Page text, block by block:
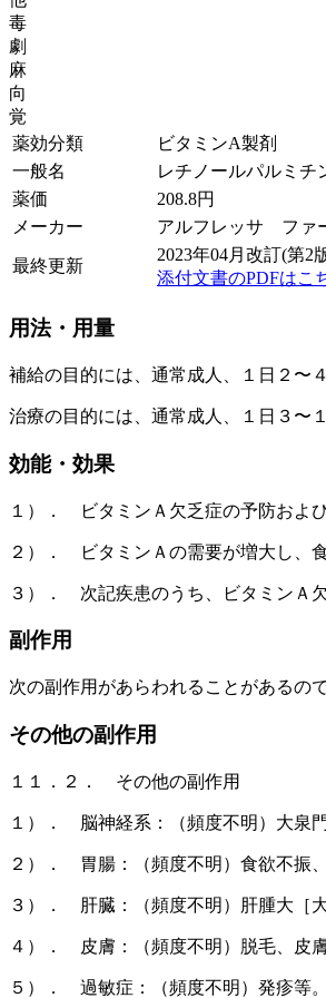
毒
劇
麻
向
覚
薬効分類
ビタミンA製剤
一般名
レチノールパルミチ
薬価
208.8円
メーカー
アルフレッサ ファ
最終更新
2023年04月改訂(第2
添付文書のPDFはこ
用法・用量
補給の目的には、通常成人、１日２〜
治療の目的には、通常成人、１日３〜
効能・効果
１）． ビタミンＡ欠乏症の予防およ
２）． ビタミンＡの需要が増大し、
３）． 次記疾患のうち、ビタミンＡ
副作用
次の副作用があらわれることがあるの
その他の副作用
１１．２． その他の副作用
１）． 脳神経系：（頻度不明）大泉
２）． 胃腸：（頻度不明）食欲不振
３）． 肝臓：（頻度不明）肝腫大［
４）． 皮膚：（頻度不明）脱毛、皮
５）． 過敏症：（頻度不明）発疹等。